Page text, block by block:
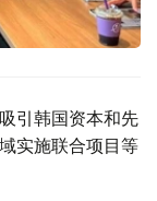
引韩国资本和先
实施联合项目等